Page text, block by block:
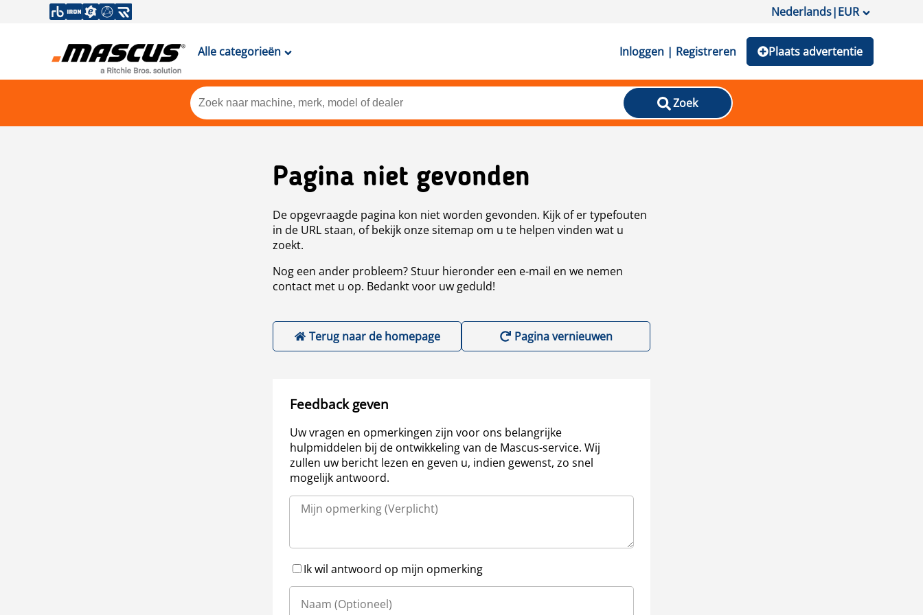
Nederlands|EUR
Alle categorieën Inloggen | Registreren Plaats advertentie
Zoek
Pagina niet gevonden
De opgevraagde pagina kon niet worden gevonden. Kijk of er typefouten
in de URL staan, of bekijk onze sitemap om u te helpen vinden wat u
zoekt.
Nog een ander probleem? Stuur hieronder een e-mail en we nemen
contact met u op. Bedankt voor uw geduld!
Terug naar de homepage Pagina vernieuwen
Feedback geven
Uw vragen en opmerkingen zijn voor ons belangrijke
hulpmiddelen bij de ontwikkeling van de Mascus-service. Wij
zullen uw bericht lezen en geven u, indien gewenst, zo snel
mogelijk antwoord.
Ik wil antwoord op mijn opmerking